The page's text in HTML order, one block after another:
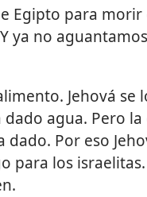
Egipto para
ya no
Jehová
agua. Pero
dado. Por eso
para los